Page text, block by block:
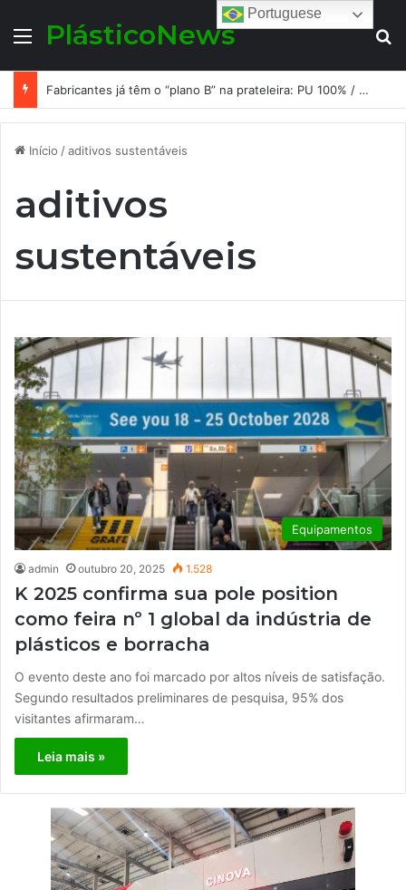
MenuPlásticoNews
Fabricantes já têm o “plano B” na prateleira: PU 100% / NC-free existe, mas ainda é pouco usado: a hora é transformar isso em projeto de resiliência
Início /aditivos sustentáveis
aditivos
sustentáveis
Equipamentos
admin outubro 20, 2025 1.528
K 2025 confirma sua pole position
como feira nº 1 global da indústria de
plásticos e borracha
O evento deste ano foi marcado por altos níveis de satisfação.
Segundo resultados preliminares de pesquisa, 95% dos
visitantes afirmaram…
Leia mais »
Portuguese